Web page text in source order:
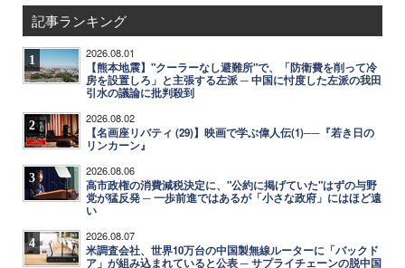
記事ランキング
1 2026.08.01
【熊本地震】"クーラーなし避難所"で、「防衛費を削って冷
房を設置しろ」と主張する左派 ─ 中国に忖度した左派の我田
引水の議論に批判殺到
2 2026.08.02
【名画座リバティ (29)】映画で学ぶ偉人伝(1)──『若き日の
リンカーン』
3 2026.08.06
高市政権の消費減税決定に、"公約に掲げていた"はずの与野
党が猛反発 ─ 一歩前進ではあるが「小さな政府」にはほど遠
い
4 2026.08.07
米調査会社、世界10万台の中国製無線ルーターに「バックド
ア」が組み込まれていると公表 ─ サプライチェーンの脱中国